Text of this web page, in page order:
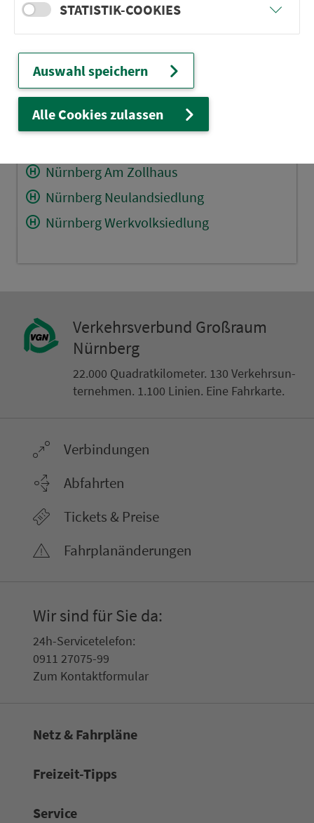
Wendelstein Querstr.
Wendelstein Grundschule
Wendelst. Altes Rathaus
Wendelstein Nürnb. Str.
Nürnberg Am Zollhaus
Nürnberg Neulandsiedlung
Nürnberg Werkvolksiedlung
Ver­kehrs­ver­bund Groß­raum
Nürn­berg
22.000 Qua­drat­ki­lo­me­ter. 130 Ver­kehrs­un­
ter­neh­men. 1.100 Linien. Eine Fahr­kar­te.
Ver­bin­dungen
Abfahrten
Tickets & Preise
Fahr­plan­ände­rungen
Wir sind für Sie da:
24h-Ser­vice­te­le­fon:
0911 27075-99
Zum Kon­taktformular
Netz & Fahrpläne
Frei­zeit-Tipps
Service
STATISTIK-COOKIES
Auswahl speichern
Alle Cookies zulassen